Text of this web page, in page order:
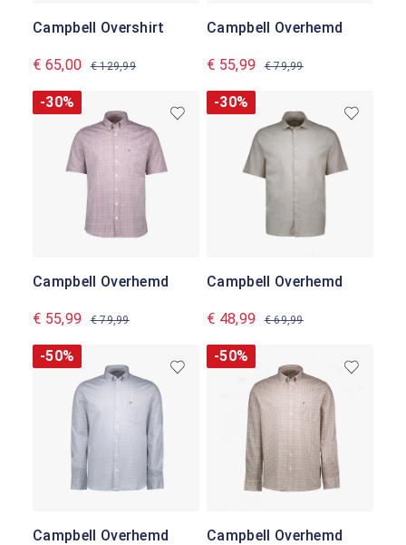
Campbell Overshirt
€ 65,00 € 129,99
Campbell Overhemd
€ 55,99 € 79,99
-30%
Campbell Overhemd
€ 55,99 € 79,99
-30%
Campbell Overhemd
€ 48,99 € 69,99
-50%
Campbell Overhemd
-50%
Campbell Overhemd